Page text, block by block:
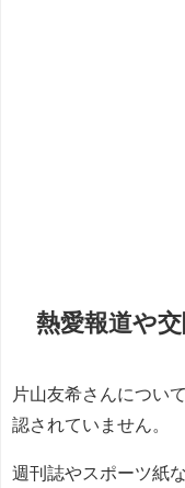
熱愛報道や
片山友希さんについ
認されていません。
週刊誌やスポーツ紙